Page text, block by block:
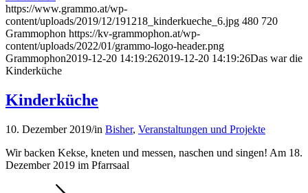
https://www.grammo.at/wp-
content/uploads/2019/12/191218_kinderkueche_6.jpg 480 720
Grammophon https://kv-grammophon.at/wp-
content/uploads/2022/01/grammo-logo-header.png
Grammophon2019-12-20 14:19:262019-12-20 14:19:26Das war die
Kinderküche
Kinderküche
10. Dezember 2019/in Bisher, Veranstaltungen und Projekte
Wir backen Kekse, kneten und messen, naschen und singen! Am 18.
Dezember 2019 im Pfarrsaal